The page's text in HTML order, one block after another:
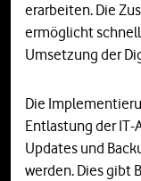
erarbeiten. Die
ermöglicht
Umsetzung der
Die
Entlastung der
Updates und
werden. Dies gibt